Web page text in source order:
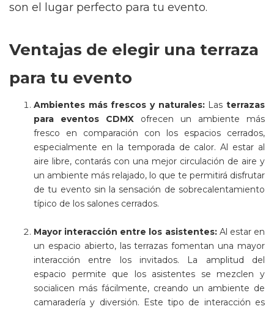
son el lugar perfecto para tu evento.
Ventajas de elegir una terraza
para tu evento
Ambientes más frescos y naturales:Lasterrazas
para eventos CDMX ofrecen un ambiente más
fresco en comparación con los espacios cerrados,
especialmente en la temporada de calor. Al estar al
aire libre, contarás con una mejor circulación de aire y
un ambiente más relajado, lo que te permitirá disfrutar
de tu evento sin la sensación de sobrecalentamiento
típico de los salones cerrados.
Mayor interacción entre los asistentes:Al estar en
un espacio abierto, las terrazas fomentan una mayor
interacción entre los invitados. La amplitud del
espacio permite que los asistentes se mezclen y
socialicen más fácilmente, creando un ambiente de
camaradería y diversión. Este tipo de interacción es